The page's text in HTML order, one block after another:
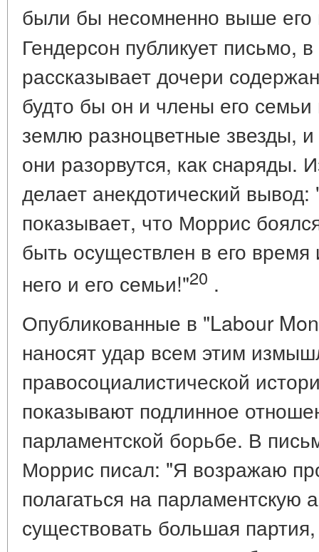
были бы несомненно выше его
Гендерсон публикует письмо,
рассказывает дочери
будто бы он и члены его
землю разноцветные звезды,
они разорвутся, как снаряды.
делает анекдотический
показывает, что Моррис
быть осуществлен в его
него и его семьи!"20 .
Опубликованные в "Labour
наносят удар всем этим
правосоциалистической
показывают подлинное
парламентской борьбе. В
Моррис писал: "Я возражаю
полагаться на парламентскую
существовать большая